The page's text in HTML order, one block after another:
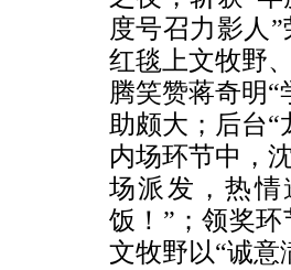
度号召力影人
红毯上文牧野
腾笑赞蒋奇明
助颇大；后台
内场环节中，
场派发，热
饭！”；领奖
文牧野以“诚意